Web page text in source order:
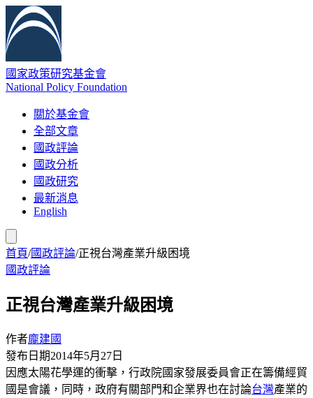
國家政策研究基金會
National Policy Foundation
關於基金會
全部文章
國政評論
國政分析
國政研究
最新消息
English
首頁/國政評論/正視台灣產業升級困境
國政評論
正視台灣產業升級困境
作者龐建國
發布日期2014年5月27日
因應太陽花學運的衝擊，行政院國家發展委員會正在籌備經貿
國是會議，同時，政府有關部門和企業界也在討論台灣產業的